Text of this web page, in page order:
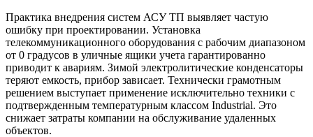
Практика внедрения систем АСУ ТП выявляет частую
ошибку при проектировании. Установка
телекоммуникационного оборудования с рабочим диапазоном
от 0 градусов в уличные ящики учета гарантированно
приводит к авариям. Зимой электролитические конденсаторы
теряют емкость, прибор зависает. Технически грамотным
решением выступает применение исключительно техники с
подтвержденным температурным классом Industrial. Это
снижает затраты компании на обслуживание удаленных
объектов.